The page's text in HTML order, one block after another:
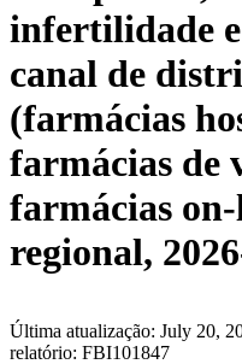
infertilidade
canal de
(farmácias
farmácias de
farmácias
regional,
Última atualização: July 20,
relatório: FBI101847